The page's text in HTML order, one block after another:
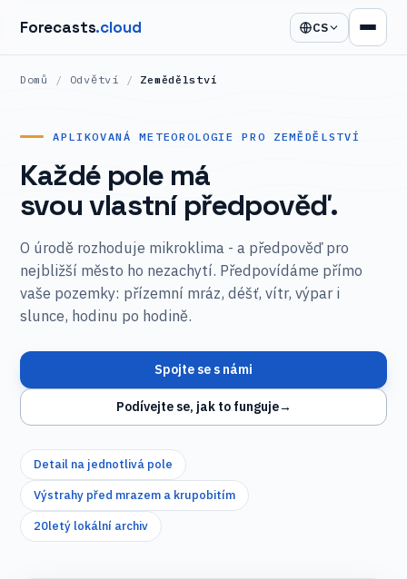
Forecasts.cloud CS
Domů / Odvětví / Zemědělství
APLIKOVANÁ METEOROLOGIE PRO ZEMĚDĚLSTVÍ
Každé pole má
svou vlastní předpověď.
O úrodě rozhoduje mikroklima - a předpověď pro
nejbližší město ho nezachytí. Předpovídáme přímo
vaše pozemky: přízemní mráz, déšť, vítr, výpar i
slunce, hodinu po hodině.
Spojte se s námi
Podívejte se, jak to funguje→
Detail na jednotlivá pole
Výstrahy před mrazem a krupobitím
20letý lokální archiv